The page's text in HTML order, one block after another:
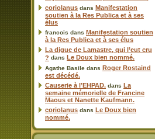
coriolanus dans Manifestation
soutien à la Res Publica et à ses
élus
francois dans Manifestation soutien
à la Res Publica et à ses élus
La digue de Lamastre, qui l’eut cru
? dans Le Doux bien nommé.
Agathe Basile dans Roger Rostaind
est décédé.
Causerie à l’EHPAD. dans La
semaine mémorielle de Francine
Maous et Nanette Kaufmann.
coriolanus dans Le Doux bien
nommé.